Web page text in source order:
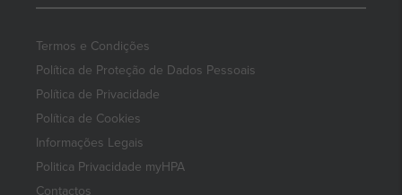
Termos e Condições
Política de Proteção de Dados Pessoais
Política de Privacidade
Política de Cookies
Informações Legais
Politica Privacidade myHPA
Contactos